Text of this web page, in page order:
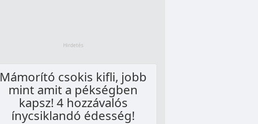
Mámorító csokis kifli, jobb
mint amit a pékségben
kapsz! 4 hozzávalós
ínycsiklandó édesség!